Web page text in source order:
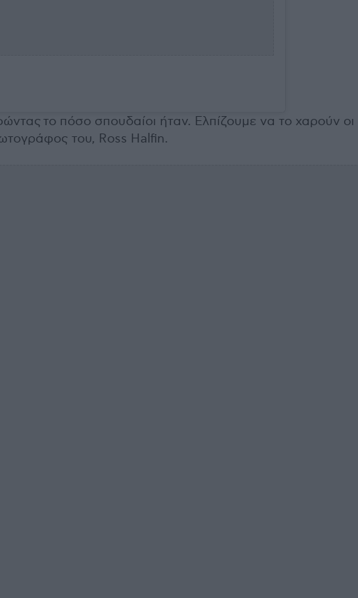
το πόσο σπουδαίοι ήταν. Ελπίζουμε να το χαρούν οι
του, Ross Halfin.